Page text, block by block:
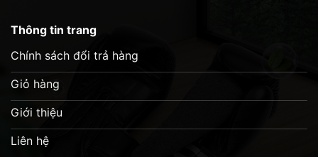
Thông tin trang
Chính sách đổi trả hàng
Giỏ hàng
Giới thiệu
Liên hệ